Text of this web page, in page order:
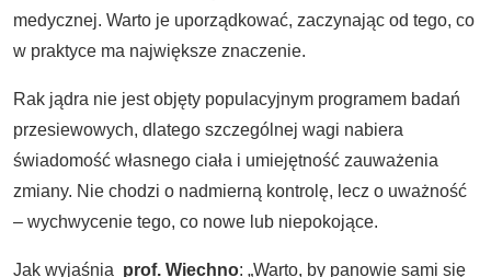
medycznej. Warto je uporządkować, zaczynając od tego, co
w praktyce ma największe znaczenie.
Rak jądra nie jest objęty populacyjnym programem badań
przesiewowych, dlatego szczególnej wagi nabiera
świadomość własnego ciała i umiejętność zauważenia
zmiany. Nie chodzi o nadmierną kontrolę, lecz o uważność
– wychwycenie tego, co nowe lub niepokojące.
Jak wyjaśnia prof. Wiechno: „Warto, by panowie sami się